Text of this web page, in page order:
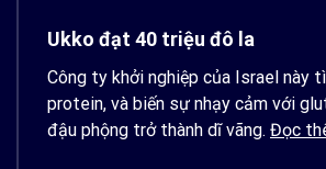
Ukko đạt 40 triệu đô la
Công ty khởi nghiệp của Israel này
protein, và biến sự nhạy cảm với
đậu phộng trở thành dĩ vãng. Đọc